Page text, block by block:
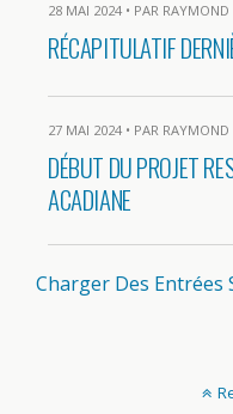
28 MAI 2024 • PAR RAYMOND
RÉCAPITULATIF
27 MAI 2024 • PAR RAYMOND
DÉBUT DU PROJET
ACADIANE
Charger Des Entrées